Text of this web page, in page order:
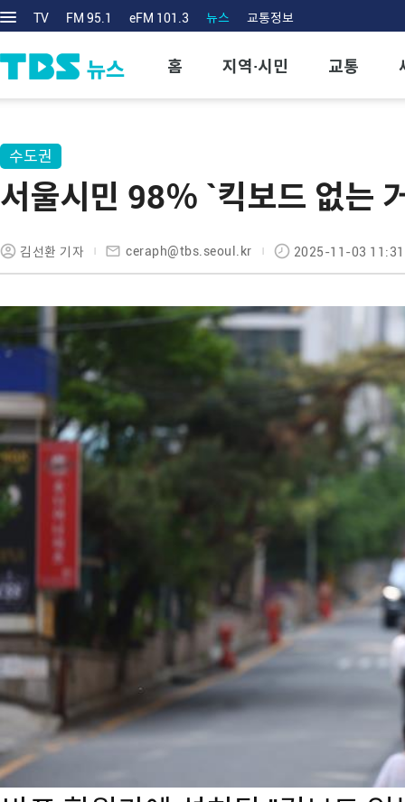
TV FM 95.1 eFM 101.3 뉴스 교통정보
홈 지역·시민 교통
수도권
서울시민 98％ `킥보드 없는
김선환 기자 ceraph@tbs.seoul.kr 2025-11-03 11:31